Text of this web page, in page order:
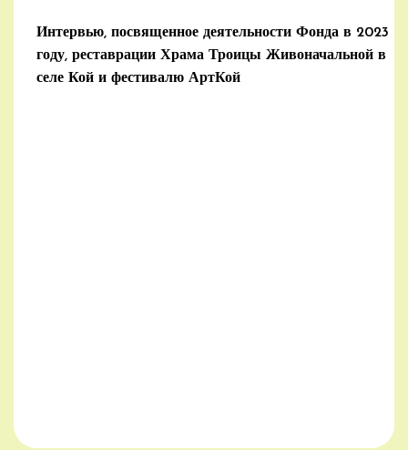
Интервью, посвященное деятельности Фонда в 2023
году, реставрации Храма Троицы Живоначальной в
селе Кой и фестивалю АртКой